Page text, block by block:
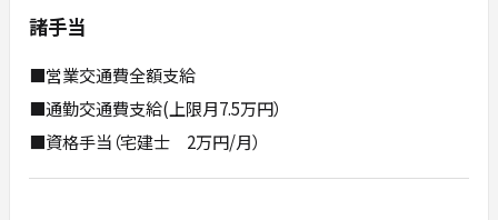
諸手当
■営業交通費全額支給
■通勤交通費支給(上限月7.5万円）
■資格手当（宅建士 2万円/月）